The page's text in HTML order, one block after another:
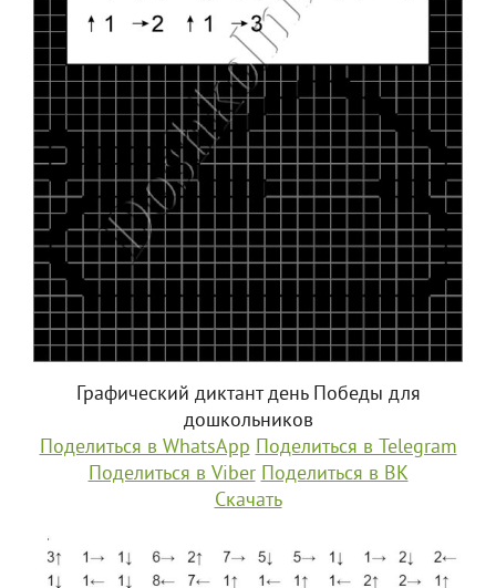
Графический диктант день Победы для
дошкольников
Поделиться в WhatsApp Поделиться в Telegram
Поделиться в Viber Поделиться в ВК
Скачать